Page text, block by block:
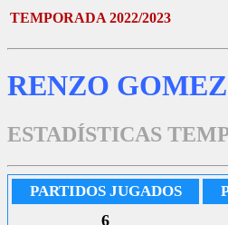
TEMPORADA 2022/2023
RENZO
ESTADÍSTICAS
PARTIDOS JUGADOS
6